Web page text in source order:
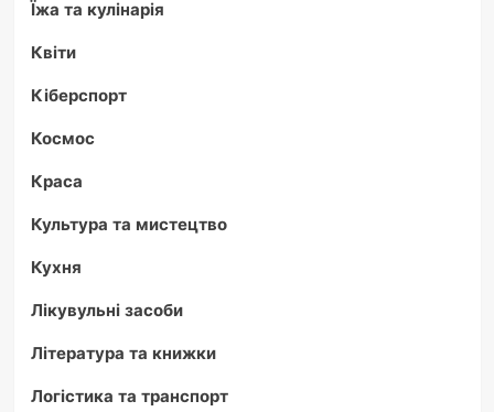
Їжа та кулінарія
Квіти
Кіберспорт
Космос
Краса
Культура та мистецтво
Кухня
Лікувульні засоби
Література та книжки
Логістика та транспорт